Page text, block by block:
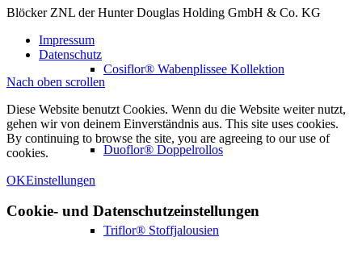
Cosiflor® Wabenplissee Kollektion
Duoflor® Doppelrollos
Triflor® Stoffjalousien
Blöcker ZNL der Hunter Douglas Holding GmbH & Co. KG
Impressum
Datenschutz
Nach oben scrollen
Diese Website benutzt Cookies. Wenn du die Website weiter nutzt,
gehen wir von deinem Einverständnis aus. This site uses cookies.
By continuing to browse the site, you are agreeing to our use of
cookies.
OKEinstellungen
Cookie- und Datenschutzeinstellungen